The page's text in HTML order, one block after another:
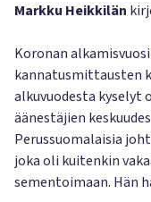
Markku Heikkilän
Koronan
kannatusmittausten
alkuvuodesta kyselyt
äänestäjien
Perussuomalaisia
joka oli kuitenkin
sementoimaan. Hän